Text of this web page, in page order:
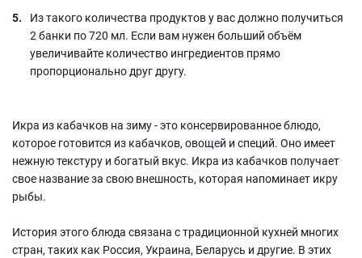
Из такого количества продуктов у вас должно получиться
2 банки по 720 мл. Если вам нужен больший объём
увеличивайте количество ингредиентов прямо
пропорционально друг другу.
Икра из кабачков на зиму - это консервированное блюдо,
которое готовится из кабачков, овощей и специй. Оно имеет
нежную текстуру и богатый вкус. Икра из кабачков получает
свое название за свою внешность, которая напоминает икру
рыбы.
История этого блюда связана с традиционной кухней многих
стран, таких как Россия, Украина, Беларусь и другие. В этих